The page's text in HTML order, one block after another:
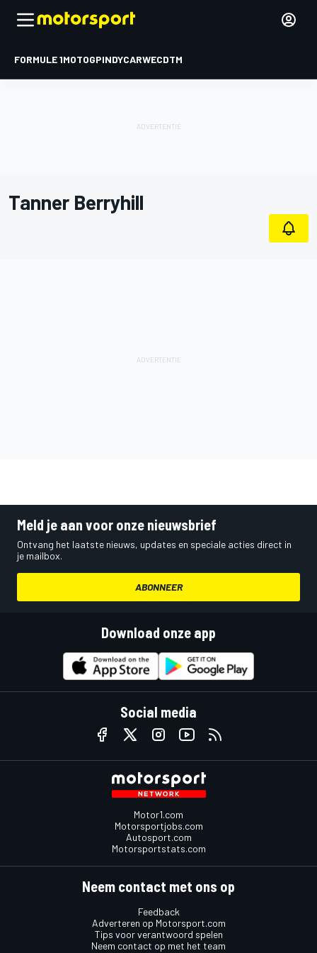
FORMULE 1MOTOGPINDYCARWECDTM
Tanner Berryhill
Meld je aan voor onze nieuwsbrief
Ontvang het laatste nieuws, updates en speciale acties direct in
je mailbox.
ABONNEER
Download onze app
Social media
Motor1.com
Motorsportjobs.com
Autosport.com
Motorsportstats.com
Neem contact met ons op
Feedback
Adverteren op Motorsport.com
Tips voor verantwoord spelen
Neem contact op met het team